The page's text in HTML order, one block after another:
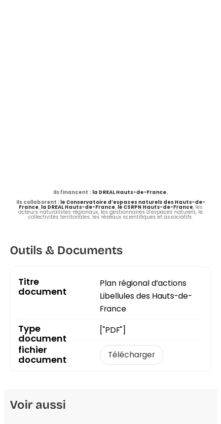
Ils financent : la DREAL Hauts-de-France.
Ils collaborent : le Conservatoire d’espaces naturels des Hauts-de-
France, la DREAL Hauts-de-France, le CSRPN Hauts-de-France, les
acteurs naturalistes régionaux, les gestionnaires d’espaces naturels, le
collectivités territoriales, les réseaux scientifiques et associatifs.
Outils & Documents
Plan régional d’actions
Libellules des Hauts-de-
France
["PDF"]
Télécharger
Voir aussi